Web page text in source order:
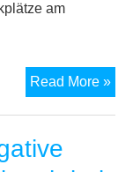
am
Read More »
in